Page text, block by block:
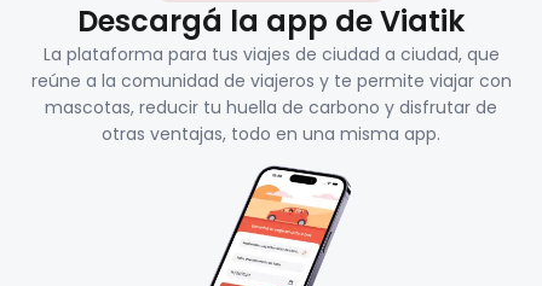
Descargá la app de Viatik
La plataforma para tus viajes de ciudad a ciudad, que
reúne a la comunidad de viajeros y te permite viajar con
mascotas, reducir tu huella de carbono y disfrutar de
otras ventajas, todo en una misma app.